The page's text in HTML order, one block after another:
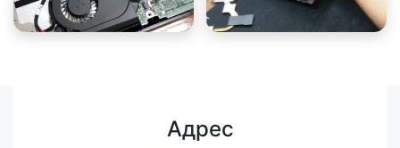
Адрес